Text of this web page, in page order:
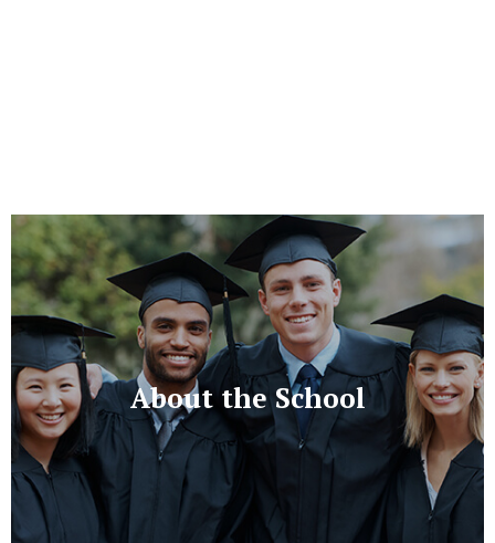
About the School